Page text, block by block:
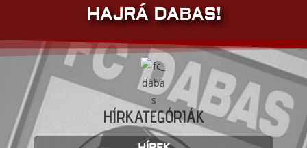
HAJRÁ DABAS!
HÍRKATEGÓRIÁK